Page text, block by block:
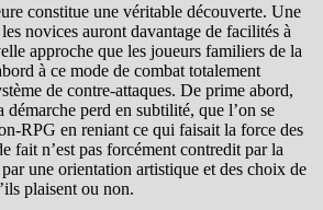
constitue une véritable découverte. Une
novices auront davantage de facilités à
approche que les joueurs familiers de la
à ce mode de combat totalement
de contre-attaques. De prime abord,
démarche perd en subtilité, que l’on se
RPG en reniant ce qui faisait la force des
fait n’est pas forcément contredit par la
une orientation artistique et des choix de
plaisent ou non.